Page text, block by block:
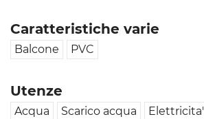
Caratteristiche varie
Balcone PVC
Utenze
Acqua Scarico acqua Elettricita'